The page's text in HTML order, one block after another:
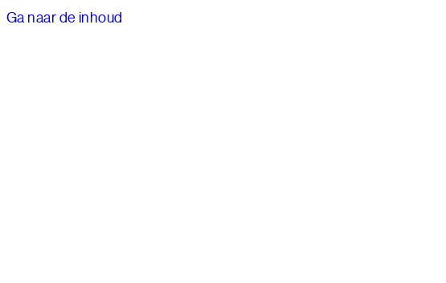
Ga naar de inhoud